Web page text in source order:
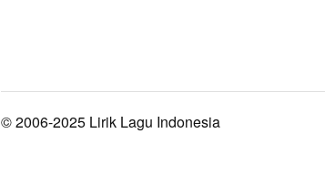
© 2006-2025 Lirik Lagu Indonesia